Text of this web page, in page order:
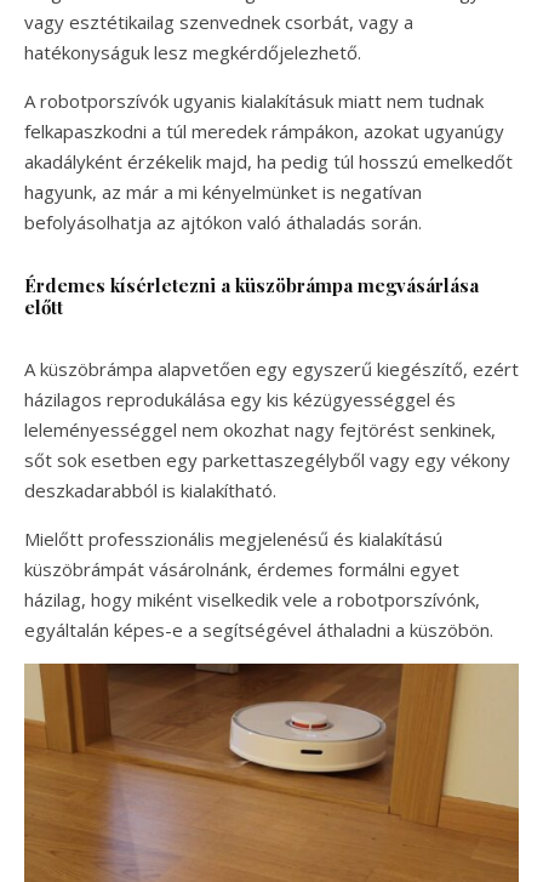
vagy esztétikailag szenvednek csorbát, vagy a
hatékonyságuk lesz megkérdőjelezhető.
A robotporszívók ugyanis kialakításuk miatt nem tudnak
felkapaszkodni a túl meredek rámpákon, azokat ugyanúgy
akadályként érzékelik majd, ha pedig túl hosszú emelkedőt
hagyunk, az már a mi kényelmünket is negatívan
befolyásolhatja az ajtókon való áthaladás során.
Érdemes kísérletezni a küszöbrámpa megvásárlása
előtt
A küszöbrámpa alapvetően egy egyszerű kiegészítő, ezért
házilagos reprodukálása egy kis kézügyességgel és
leleményességgel nem okozhat nagy fejtörést senkinek,
sőt sok esetben egy parkettaszegélyből vagy egy vékony
deszkadarabból is kialakítható.
Mielőtt professzionális megjelenésű és kialakítású
küszöbrámpát vásárolnánk, érdemes formálni egyet
házilag, hogy miként viselkedik vele a robotporszívónk,
egyáltalán képes-e a segítségével áthaladni a küszöbön.